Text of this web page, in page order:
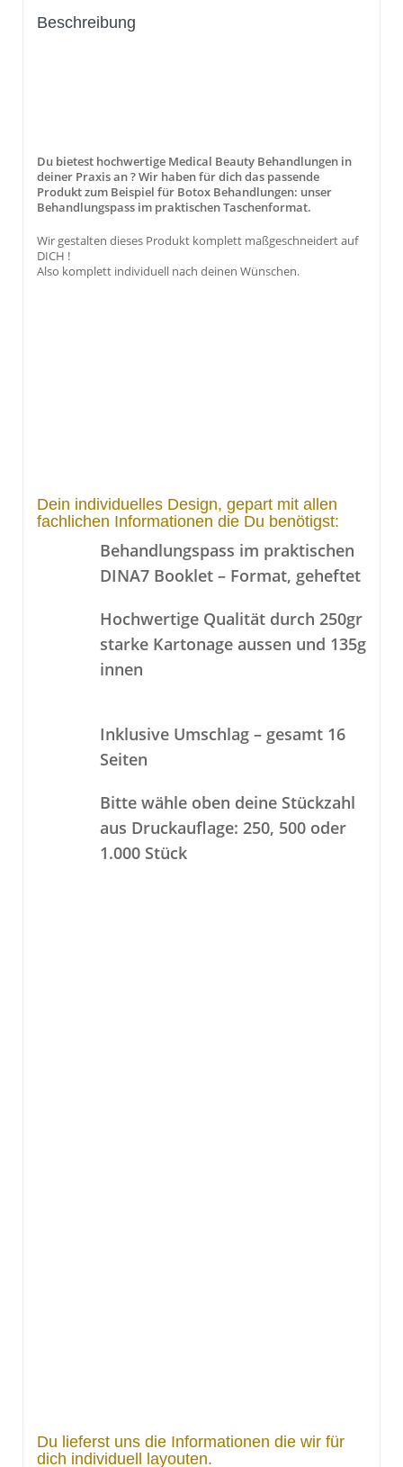
Beschreibung
Du bietest hochwertige Medical Beauty Behandlungen in
deiner Praxis an ? Wir haben für dich das passende
Produkt zum Beispiel für Botox Behandlungen: unser
Behandlungspass im praktischen Taschenformat.
Wir gestalten dieses Produkt komplett maßgeschneidert auf
DICH !
Also komplett individuell nach deinen Wünschen.
Dein individuelles Design, gepart mit allen
fachlichen Informationen die Du benötigst:
Behandlungspass im praktischen
DINA7 Booklet – Format, geheftet
Hochwertige Qualität durch 250gr
starke Kartonage aussen und 135g
innen
Inklusive Umschlag – gesamt 16
Seiten
Bitte wähle oben deine Stückzahl
aus Druckauflage: 250, 500 oder
1.000 Stück
Du lieferst uns die Informationen die wir für
dich individuell layouten.